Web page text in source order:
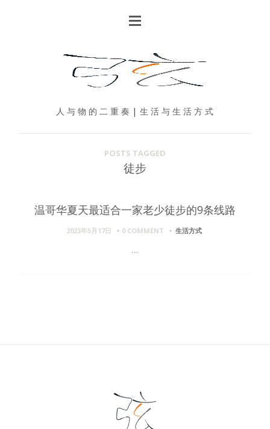
人 与 物 的 二 重 奏 | 生 活 与 生 活 方 式
POSTS TAGGED
徒步
温哥华夏天最适合一家老少徒步的9条线路
2023年5月17日 0 COMMENT 生活方式
...